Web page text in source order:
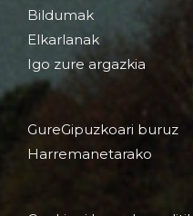
Bildumak
Elkarlanak
Igo zure argazkia
GureGipuzkoari buruz
Harremanetarako